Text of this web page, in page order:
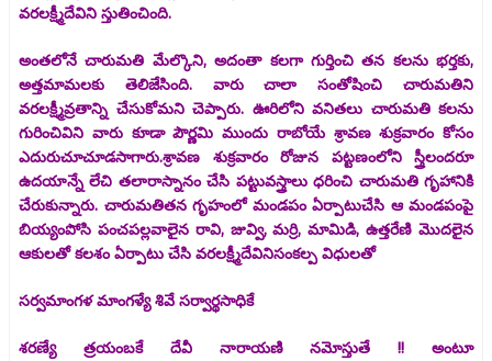
వరలక్ష్మీదేవిని స్తుతించింది.
అంతలోనే చారుమతి మేల్కొని, అదంతా కలగా గుర్తించి తన కలను భర్తకు,
అత్తమామలకు తెలిజేసింది. వారు చాలా సంతోషించి చారుమతిని
వరలక్ష్మీవ్రతాన్ని చేసుకోమని చెప్పారు. ఊరిలోని వనితలు చారుమతి కలను
గురించివిని వారు కూడా పౌర్ణమి ముందు రాబోయే శ్రావణ శుక్రవారం కోసం
ఎదురుచూచూడసాగారు.శ్రావణ శుక్రవారం రోజున పట్టణంలోని స్త్రీలందరూ
ఉదయాన్నే లేచి తలారాస్నానం చేసి పట్టువస్త్రాలు ధరించి చారుమతి గృహానికి
చేరుకున్నారు. చారుమతితన గృహంలో మండపం ఏర్పాటుచేసి ఆ మండపంపై
బియ్యంపోసి పంచపల్లవాలైన రావి, జువ్వి, మర్రి, మామిడి, ఉత్తరేణి మొదలైన
ఆకులతో కలశం ఏర్పాటు చేసి వరలక్ష్మీదేవినిసంకల్ప విధులతో
సర్వమాంగళ మాంగళ్యే శివే సర్వార్థసాధికే
శరణ్యే త్రయంబకే దేవీ నారాయణి నమోస్తుతే !! అంటూ